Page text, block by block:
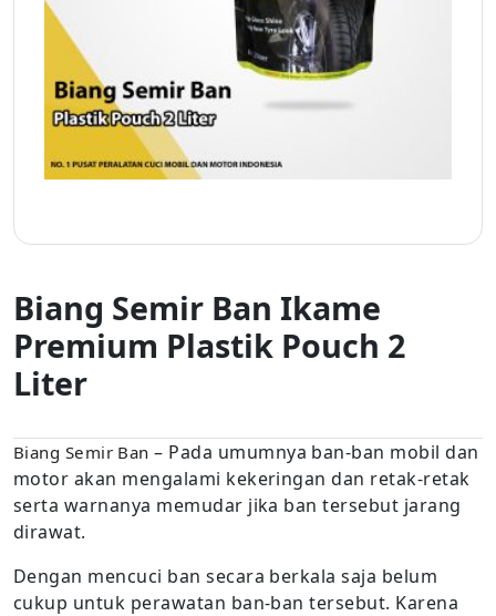
Biang Semir Ban Ikame
Premium Plastik Pouch 2
Liter
Biang Semir Ban – Pada umumnya ban-ban mobil dan
motor akan mengalami kekeringan dan retak-retak
serta warnanya memudar jika ban tersebut jarang
dirawat.
Dengan mencuci ban secara berkala saja belum
cukup untuk perawatan ban-ban tersebut. Karena